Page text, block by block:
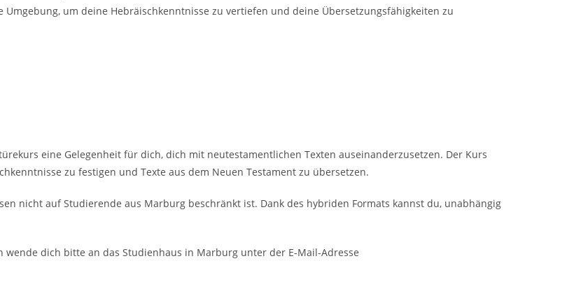
um deine Hebräischkenntnisse zu vertiefen und deine Übersetzungsfähigkeiten zu
eine Gelegenheit für dich, dich mit neutestamentlichen Texten auseinanderzusetzen. Der Kurs
zu festigen und Texte aus dem Neuen Testament zu übersetzen.
nicht auf Studierende aus Marburg beschränkt ist. Dank des hybriden Formats kannst du, unabhängig
dich bitte an das Studienhaus in Marburg unter der E-Mail-Adresse